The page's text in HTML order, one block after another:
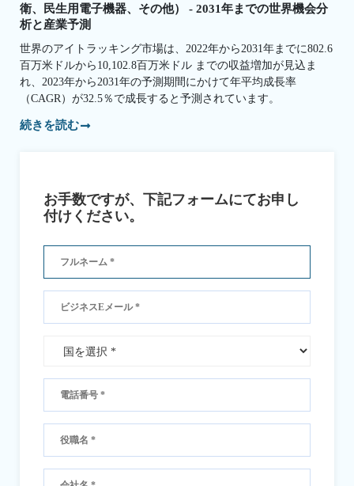
衛、民生用電子機器、その他） - 2031年までの世界機会分
析と産業予測
世界のアイトラッキング市場は、2022年から2031年までに802.6
百万米ドルから10,102.8百万米ドル までの収益増加が見込ま
れ、2023年から2031年の予測期間にかけて年平均成長率
（CAGR）が32.5％で成長すると予測されています。
続きを読む
お手数ですが、下記フォームにてお申し
付けください。